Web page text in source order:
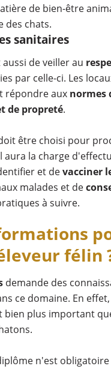
de bien-être
des chats.
sanitaires
de veiller au
par celle-ci. Les
répondre aux normes
de propreté.
être choisi pour
aura la charge
et devacciner
malades et de
à suivre.
félin
demande des
ce domaine. En
bien plus important
n'est